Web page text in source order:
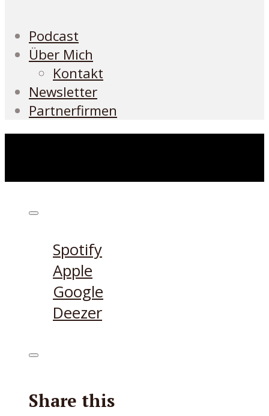
Podcast
Über Mich
Kontakt
Newsletter
Partnerfirmen
Spotify
Apple
Google
Deezer
Share this